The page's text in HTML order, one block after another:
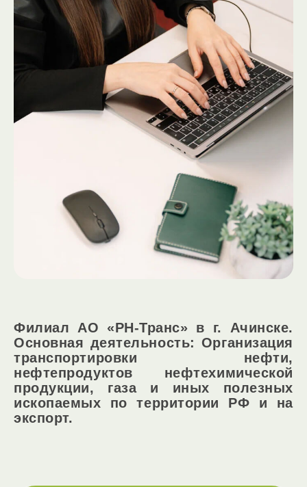
Филиал АО «РН-Транс» в г. Ачинске.
Основная деятельность: Организация
транспортировки нефти,
нефтепродуктов нефтехимической
продукции, газа и иных полезных
ископаемых по территории РФ и на
экспорт.